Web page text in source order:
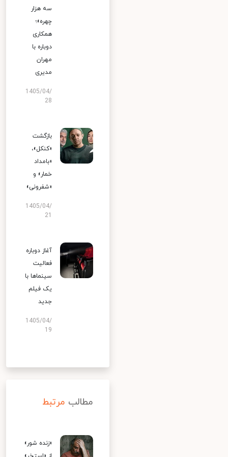
سه هزار
چهره»؛
همکاری
دوباره با
مهران
مدیری
1405/04/
28
بازگشت
«کنکل»،
«بامداد
خمار» و
«شفرونی»
1405/04/
آغاز دوباره
فعالیت
سینماها با
یک فیلم
جدید
1405/04/
19
مطالب مرتبط
«زنده شور»